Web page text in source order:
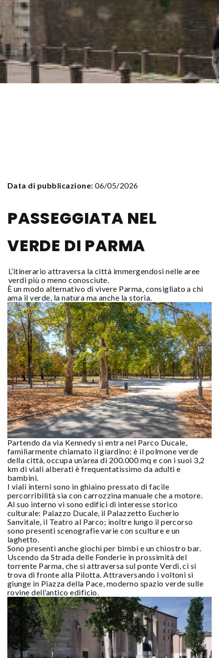
Data di pubblicazione:06/05/2026
PASSEGGIATA NEL
VERDE DI PARMA
L’itinerario attraversa la città immergendosi nelle aree
verdi più o meno conosciute.
È un modo alternativo di vivere Parma, consigliato a chi
ama il verde, la natura ma anche la storia.
Partendo da via Kennedy si entra nel Parco Ducale,
familiarmente chiamato il giardino: è il polmone verde
della città, occupa un’area di 200.000 mq e con i suoi 3,2
km di viali alberati è frequentatissimo da adulti e
bambini.
I viali interni sono in ghiaino pressato di facile
percorribilità sia con carrozzina manuale che a motore.
Al suo interno vi sono edifici di interesse storico
culturale: Palazzo Ducale, il Palazzetto Eucherio
Sanvitale, il Teatro al Parco; inoltre lungo il percorso
sono presenti scenografie varie con sculture e un
laghetto.
Sono presenti anche giochi per bimbi e un chiostro bar.
Uscendo da Strada delle Fonderie in prossimità del
torrente Parma, che si attraversa sul ponte Verdi, ci si
trova di fronte alla Pilotta. Attraversando i voltoni si
giunge in Piazza della Pace, moderno spazio verde sulle
rovine dell’antico edificio.